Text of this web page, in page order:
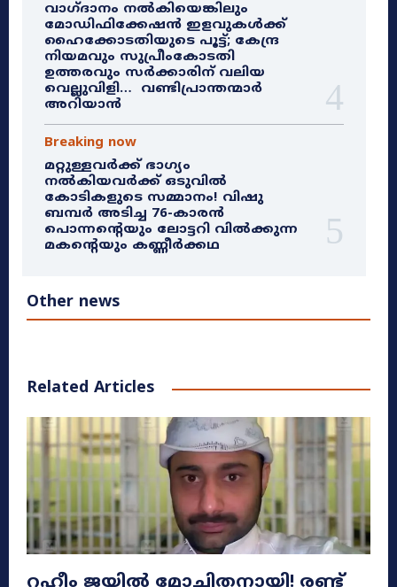
വാഗ്ദാനം നൽകിയെങ്കിലും
മോഡിഫിക്കേഷൻ ഇളവുകൾക്ക്
ഹൈക്കോടതിയുടെ പൂട്ട്; കേന്ദ്ര
നിയമവും സുപ്രീംകോടതി
ഉത്തരവും സർക്കാരിന് വലിയ
വെല്ലുവിളി… വണ്ടിപ്രാന്തന്മാർ
അറിയാൻ
Breaking now
മറ്റുള്ളവർക്ക് ഭാഗ്യം
നൽകിയവർക്ക് ഒടുവിൽ
കോടികളുടെ സമ്മാനം! വിഷു
ബമ്പർ അടിച്ച 76-കാരൻ
പൊന്നന്റെയും ലോട്ടറി വിൽക്കുന്ന
മകന്റെയും കണ്ണീർക്കഥ
Other news
Related Articles